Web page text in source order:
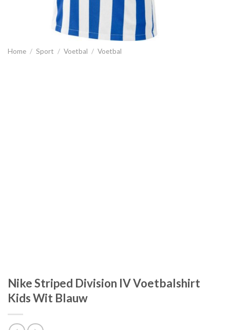
Home / Sport / Voetbal / Voetbal
Nike Striped Division IV Voetbalshirt
Kids Wit Blauw